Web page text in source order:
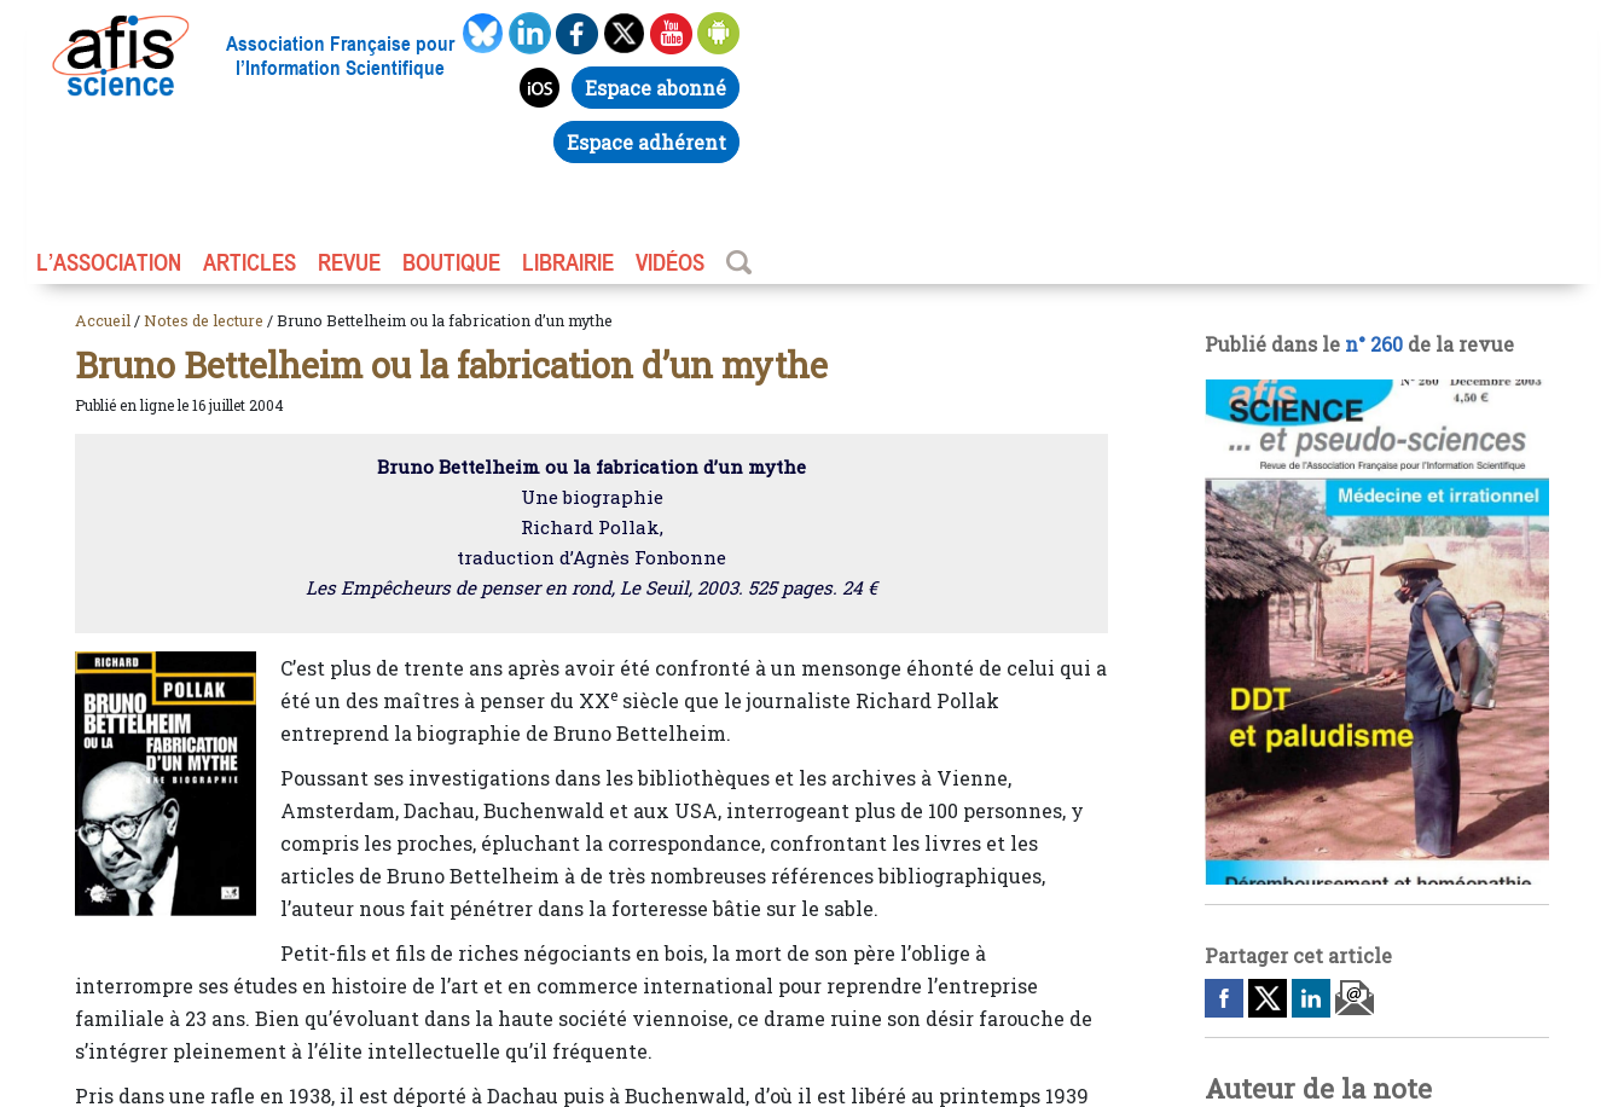
Association Française pour
l’Information Scientifique
Espace abonné
Espace adhérent
L’ASSOCIATION ARTICLES REVUE BOUTIQUE LIBRAIRIE VIDÉOS
Accueil /Notes de lecture / Bruno Bettelheim ou la fabrication d’un mythe
Bruno Bettelheim ou la fabrication d’un mythe
Publié en ligne le 16 juillet 2004
Bruno Bettelheim ou la fabrication d’un mythe
Une biographie
Richard Pollak,
traduction d’Agnès Fonbonne
Les Empêcheurs de penser en rond, Le Seuil, 2003. 525 pages. 24 €
C’est plus de trente ans après avoir été confronté à un mensonge éhonté de celui qui a
été un des maîtres à penser du XXe siècle que le journaliste Richard Pollak
entreprend la biographie de Bruno Bettelheim.
Poussant ses investigations dans les bibliothèques et les archives à Vienne,
Amsterdam, Dachau, Buchenwald et aux USA, interrogeant plus de 100 personnes, y
compris les proches, épluchant la correspondance, confrontant les livres et les
articles de Bruno Bettelheim à de très nombreuses références bibliographiques,
l’auteur nous fait pénétrer dans la forteresse bâtie sur le sable.
Petit-fils et fils de riches négociants en bois, la mort de son père l’oblige à
interrompre ses études en histoire de l’art et en commerce international pour reprendre l’entreprise
familiale à 23 ans. Bien qu’évoluant dans la haute société viennoise, ce drame ruine son désir farouche de
s’intégrer pleinement à l’élite intellectuelle qu’il fréquente.
Pris dans une rafle en 1938, il est déporté à Dachau puis à Buchenwald, d’où il est libéré au printemps 1939
Publié dans le n° 260 de la revue
Partager cet article
Auteur de la note